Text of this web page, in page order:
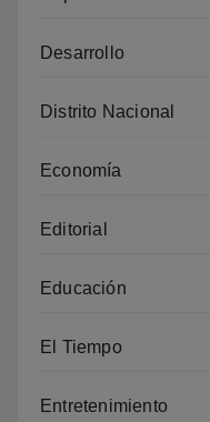
Desarrollo
Distrito Nacional
Economía
Editorial
Educación
El Tiempo
Entretenimiento